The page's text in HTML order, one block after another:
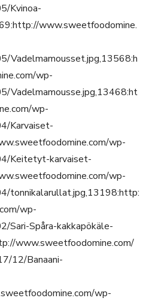
Kvinoa-
www.sweetfoodomine.
Vadelmamousset.jpg,13568:h
wp-
Vadelmamousse.jpg,13468:ht
wp-
Karvaiset-
wp-
Keitetyt-karvaiset-
wp-
tonnikalarullat.jpg,13198:http:
wp-
Sari-Spåra-kakkapökäle-
www.sweetfoodomine.com/
12/Banaani-
wp-